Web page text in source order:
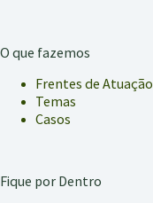
O que fazemos
Frentes de Atuação
Temas
Casos
Fique por Dentro